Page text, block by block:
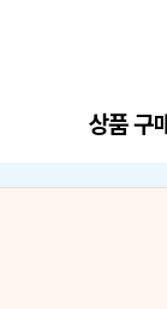
상품 구